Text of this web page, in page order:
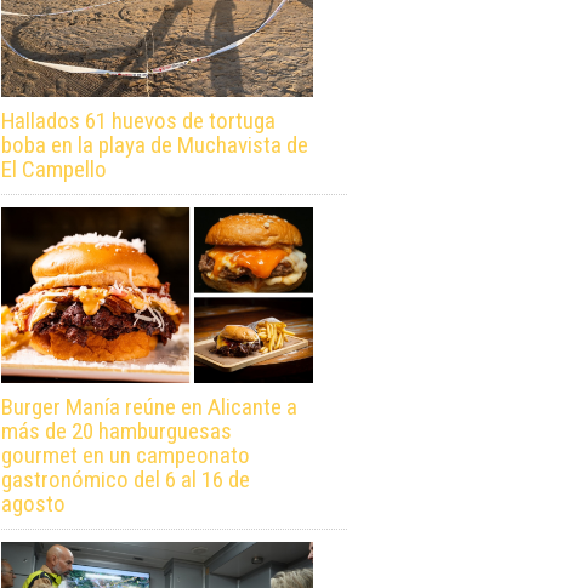
Hallados 61 huevos de tortuga
boba en la playa de Muchavista de
El Campello
Burger Manía reúne en Alicante a
más de 20 hamburguesas
gourmet en un campeonato
gastronómico del 6 al 16 de
agosto